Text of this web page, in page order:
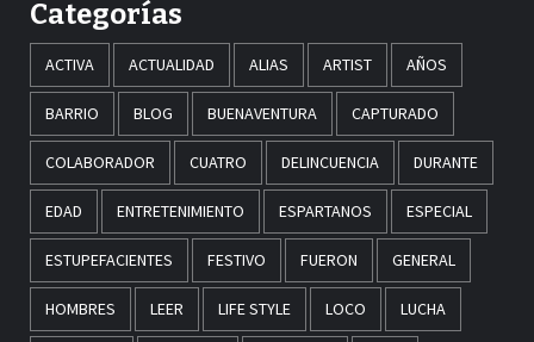
Categorías
ACTIVA ACTUALIDAD ALIAS ARTIST AÑOS
BARRIO BLOG BUENAVENTURA CAPTURADO
COLABORADOR CUATRO DELINCUENCIA DURANTE
EDAD ENTRETENIMIENTO ESPARTANOS ESPECIAL
ESTUPEFACIENTES FESTIVO FUERON GENERAL
HOMBRES LEER LIFE STYLE LOCO LUCHA